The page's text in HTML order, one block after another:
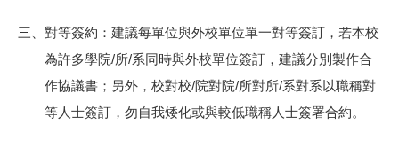
三、對等簽約：建議每單位與外校單位單一對等簽訂，若本校
為許多學院/所/系同時與外校單位簽訂，建議分別製作合
作協議書；另外，校對校/院對院/所對所/系對系以職稱對
等人士簽訂，勿自我矮化或與較低職稱人士簽署合約。